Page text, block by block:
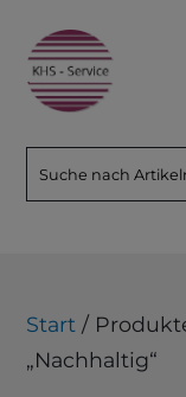
Start /
„Nachhaltig“